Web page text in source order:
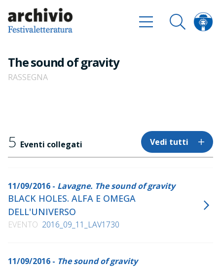
The sound of gravity
RASSEGNA
5 Eventi collegati Vedi tutti
11/09/2016 - Lavagne. The sound of gravity
BLACK HOLES. ALFA E OMEGA
DELL'UNIVERSO
EVENTO 2016_09_11_LAV1730
11/09/2016 - The sound of gravity